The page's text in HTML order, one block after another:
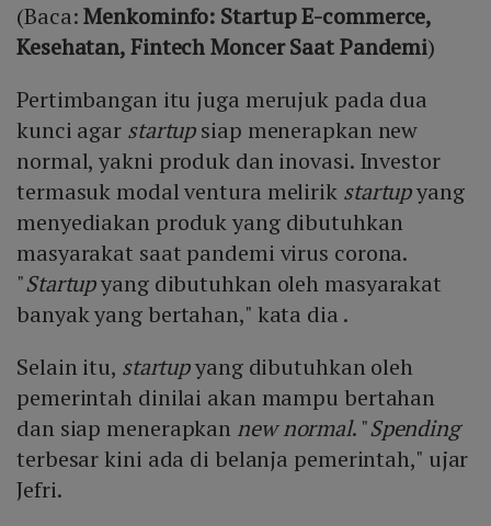
(Baca:Menkominfo: Startup E-commerce,
Kesehatan, Fintech Moncer Saat Pandemi)
Pertimbangan itu juga merujuk pada dua
kunci agar startupsiap menerapkan new
normal, yakni produk dan inovasi. Investor
termasuk modal ventura melirik startupyang
menyediakan produk yang dibutuhkan
masyarakat saat pandemi virus corona.
"Startupyang dibutuhkan oleh masyarakat
banyak yang bertahan," kata dia .
Selain itu, startupyang dibutuhkan oleh
pemerintah dinilai akan mampu bertahan
dan siap menerapkan new normal. "Spending
terbesar kini ada di belanja pemerintah," ujar
Jefri.